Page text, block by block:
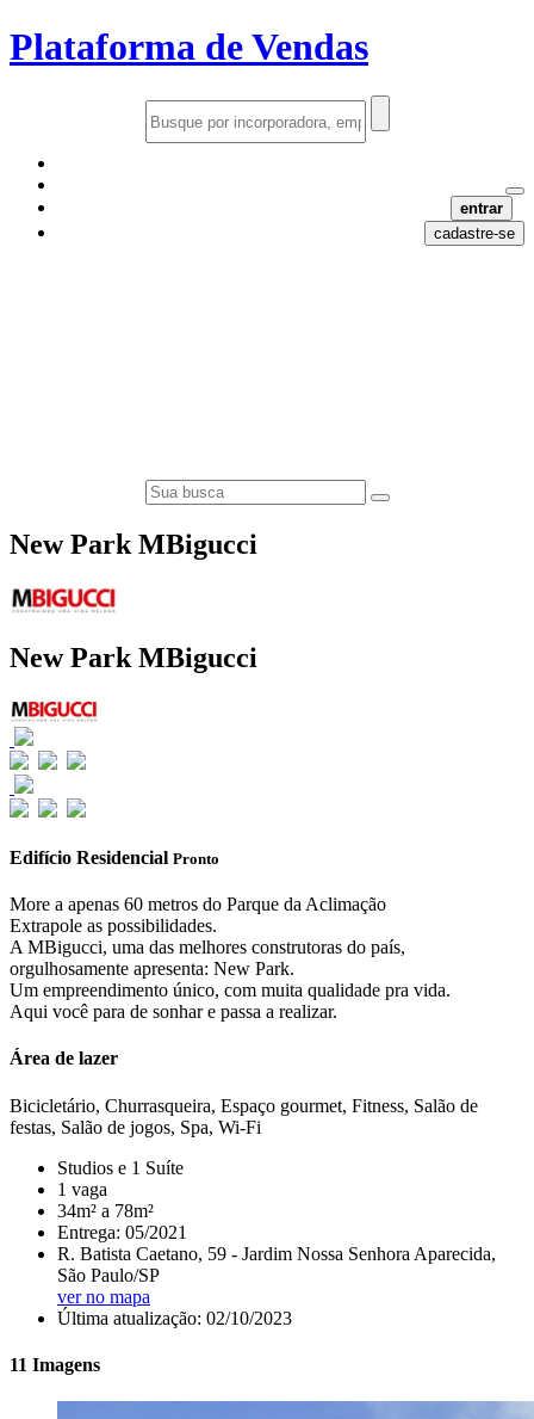
Plataforma de Vendas
entrar
cadastre-se
New Park MBigucci
New Park MBigucci
Edifício Residencial Pronto
More a apenas 60 metros do Parque da Aclimação
Extrapole as possibilidades.
A MBigucci, uma das melhores construtoras do país,
orgulhosamente apresenta: New Park.
Um empreendimento único, com muita qualidade pra vida.
Aqui você para de sonhar e passa a realizar.
Área de lazer
Bicicletário, Churrasqueira, Espaço gourmet, Fitness, Salão de
festas, Salão de jogos, Spa, Wi-Fi
Studios e 1 Suíte
1 vaga
34m² a 78m²
Entrega: 05/2021
R. Batista Caetano, 59 - Jardim Nossa Senhora Aparecida,
São Paulo/SP
ver no mapa
Última atualização: 02/10/2023
11 Imagens